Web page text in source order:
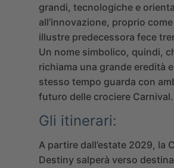
grandi, tecnologiche e
all’innovazione, proprio
illustre predecessora fece
Un nome simbolico, quindi,
richiama una grande eredità
stesso tempo guarda con
futuro delle crociere Carnival.
Gli itinerari:
A partire dall’estate 2029, la
Destiny salperà verso